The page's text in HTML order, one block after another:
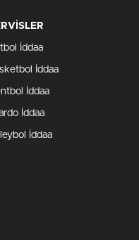
İddaa
İddaa
İddaa
İddaa
İddaa